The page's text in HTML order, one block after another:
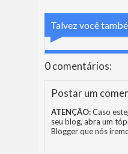
Talvez você
0 comentários:
Postar um
ATENÇÃO:Caso
seu blog, abra um
Bloggerque nós